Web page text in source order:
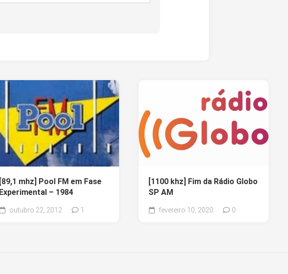
[89,1 mhz] Pool FM em Fase
Experimental – 1984
outubro 22, 2012 1
[1100 khz] Fim da Rádio Globo
SP AM
fevereiro 10, 2020 0